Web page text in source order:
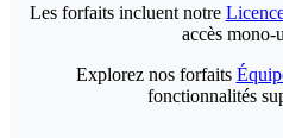
Les forfaits incluent notre
accès mono-
Explorez nos forfaits
fonctionnalités